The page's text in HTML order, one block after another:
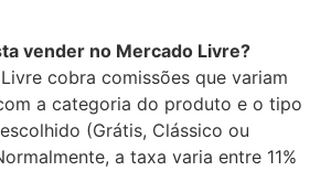
vender no Mercado Livre?
cobra comissões que variam
a categoria do produto e o tipo
(Grátis, Clássico ou
a taxa varia entre 11%